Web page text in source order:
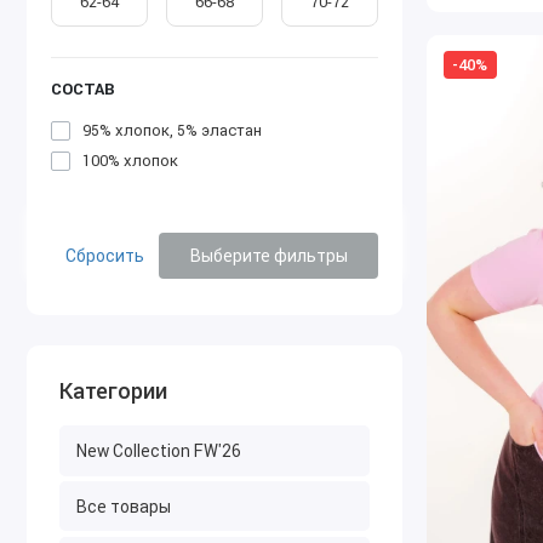
СОСТАВ
95% хлопок, 5% эластан
100% хлопок
Сбросить Выберите фильтры
Категории
New Collection FW'26
Все товары
-40%